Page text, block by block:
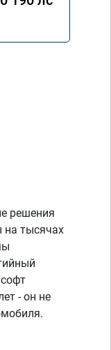
решения
на тысячах
- он не